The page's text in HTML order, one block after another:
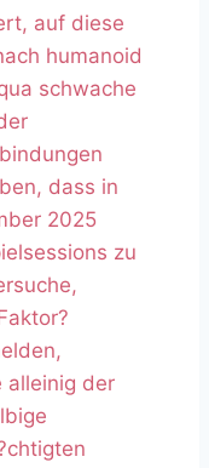
auf diese
humanoid
schwache
dass in
2025
zu
alleinig der